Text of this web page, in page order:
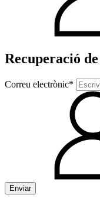
Recuperació
Correu electrònic*
Enviar